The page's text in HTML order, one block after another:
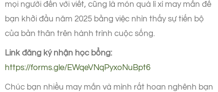
mọi người đến với viết, cũng là món quà lì xì may mắn để
bạn khởi đầu năm 2025 bằng việc nhìn thấy sự tiến bộ
của bản thân trên hành trình cuộc sống.
Link đăng ký nhận học bổng:
https://forms.gle/EWqeVNqPyxoNuBpt6
Chúc bạn nhiều may mắn và mình rất hoan nghênh bạn